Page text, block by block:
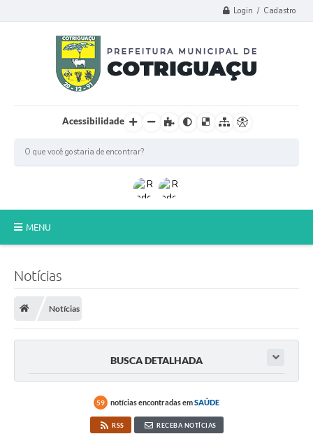
Login / Cadastro
Acessibilidade
MENU
A Prefeitura
Município
Notícias
Notícias
BUSCA DETALHADA
59 notícias encontradas emSAÚDE
RSS RECEBA NOTÍCIAS